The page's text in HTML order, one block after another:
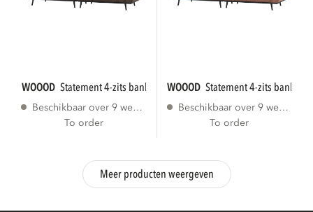
WOOOD statement 4-zits bank 280 cm bruin...
Beschikbaar over 9 weken
To order
WOOOD statement 4-zits bank
Beschikbaar over 9 weken
To order
Meer producten weergeven